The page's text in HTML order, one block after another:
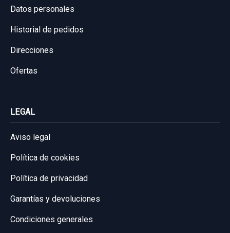
Datos personales
Historial de pedidos
Direcciones
Ofertas
LEGAL
Aviso legal
Política de cookies
Política de privacidad
Garantías y devoluciones
Condiciones generales